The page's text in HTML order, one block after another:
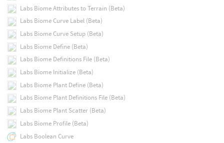
Labs Biome Attributes to Terrain (Beta)
Labs Biome Curve Label (Beta)
Labs Biome Curve Setup (Beta)
Labs Biome Define (Beta)
Labs Biome Definitions File (Beta)
Labs Biome Initialize (Beta)
Labs Biome Plant Define (Beta)
Labs Biome Plant Definitions File (Beta)
Labs Biome Plant Scatter (Beta)
Labs Biome Profile (Beta)
Labs Boolean Curve